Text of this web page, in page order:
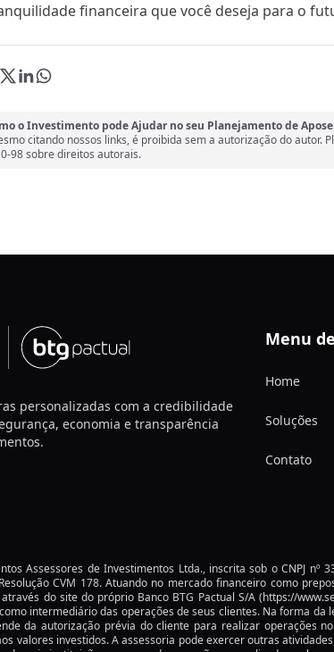
financeira que você deseja para o
o Investimento pode Ajudar no seu Planejamento de
citando nossos links, é proibida sem a autorização do autor.
98 sobre direitos autorais.
personalizadas com a credibilidade
economia e transparência
Menu
Home
Soluções
Contato
Assessores de Investimentos Ltda., inscrita sob o CNPJ
CVM 178. Atuando no mercado financeiro como
do site do próprio Banco BTG Pactual S/A (https://
intermediário das operações de seus clientes. Na forma
da autorização prévia do cliente para realizar operações
valores investidos. A assessoria pode exercer outras